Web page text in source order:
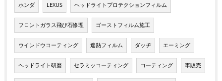
ホンダ LEXUS ヘッドライトプロテクションフィルム
フロントガラス飛び石修理 ゴーストフィルム施工
ウインドウコーティング 遮熱フィルム ダッヂ エーミング
ヘッドライト研磨 セラミッコーティング コーティング 車販売